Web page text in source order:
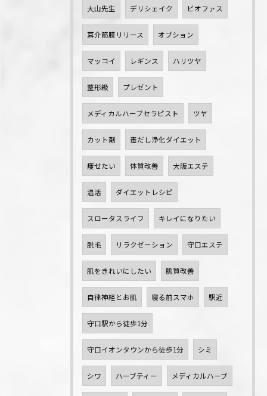
大山先生 デリシェイク ビオファス
耳介筋膜リリース オプション
マッコイ レギンス ハリツヤ
整形級 プレゼント
メディカルハーブセラピスト ツヤ
カット剤 毒だし浄化ダイエット
痩せたい 体質改善 大阪エステ
温活 ダイエットレシピ
スロータスライフ キレイになりたい
脱毛 リラクゼーション 守口エステ
肌をきれいにしたい 肌質改善
自律神経とお肌 寝る前スマホ 駅近
守口駅から徒歩1分
守口イオンタウンから徒歩1分 シミ
シワ ハーブティー メディカルハーブ